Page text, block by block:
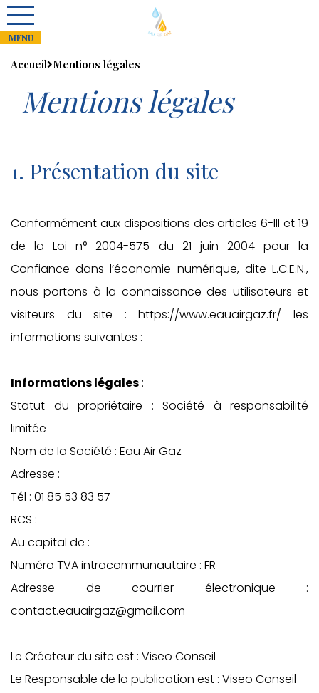
Accueil Mentions légales
Mentions légales
1. Présentation du site
Conformément aux dispositions des articles 6-III et 19
de la Loi n° 2004-575 du 21 juin 2004 pour la
Confiance dans l’économie numérique, dite L.C.E.N.,
nous portons à la connaissance des utilisateurs et
visiteurs du site : https://www.eauairgaz.fr/ les
informations suivantes :
Informations légales :
Statut du propriétaire : Société à responsabilité
limitée
Nom de la Société : Eau Air Gaz
Adresse :
Tél : 01 85 53 83 57
RCS :
Au capital de :
Numéro TVA intracommunautaire : FR
Adresse de courrier électronique :
contact.eauairgaz@gmail.com
Le Créateur du site est : Viseo Conseil
Le Responsable de la publication est : Viseo Conseil